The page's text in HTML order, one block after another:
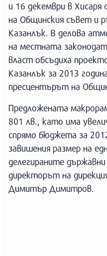
и 16 декември в Хисаря
на Общинския съвет и
Казанлък. В делова
на местната
власт обсъдиха
Казанлък за 2013
пресцентърът на
Предложената
801 лв., като има
спрямо бюджета за
завишения размер на
делегираните
директорът на
Димитър Димитров.